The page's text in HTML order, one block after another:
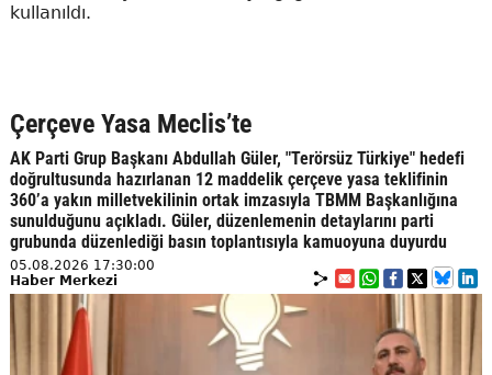
kullanıldı.
Çerçeve Yasa Meclis’te
AK Parti Grup Başkanı Abdullah Güler, "Terörsüz Türkiye" hedefi
doğrultusunda hazırlanan 12 maddelik çerçeve yasa teklifinin
360’a yakın milletvekilinin ortak imzasıyla TBMM Başkanlığına
sunulduğunu açıkladı. Güler, düzenlemenin detaylarını parti
grubunda düzenlediği basın toplantısıyla kamuoyuna duyurdu
05.08.2026 17:30:00
Haber Merkezi